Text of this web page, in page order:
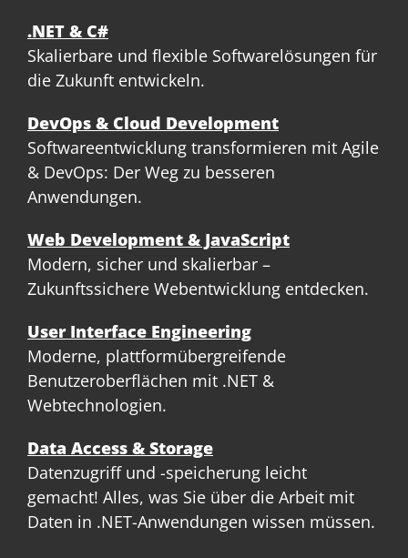
.NET & C#
Skalierbare und flexible Softwarelösungen für
die Zukunft entwickeln.
DevOps & Cloud Development
Softwareentwicklung transformieren mit Agile
& DevOps: Der Weg zu besseren
Anwendungen.
Web Development & JavaScript
Modern, sicher und skalierbar –
Zukunftssichere Webentwicklung entdecken.
User Interface Engineering
Moderne, plattformübergreifende
Benutzeroberflächen mit .NET &
Webtechnologien.
Data Access & Storage
Datenzugriff und -speicherung leicht
gemacht! Alles, was Sie über die Arbeit mit
Daten in .NET-Anwendungen wissen müssen.